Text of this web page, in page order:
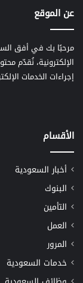
عن الموقع
مرحبًا بك في أفق
الإلكترونية، نُقدّم
إجراءات الخدمات
الأقسام
أخبار السعودية
البنوك
التأمين
العمل
المرور
خدمات السعودية